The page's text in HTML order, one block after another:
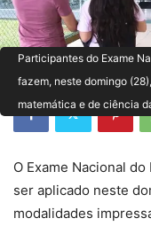
Participantes do Exame
fazem, neste domingo
matemática e de ciência
O Exame Nacional
ser aplicado neste
modalidades